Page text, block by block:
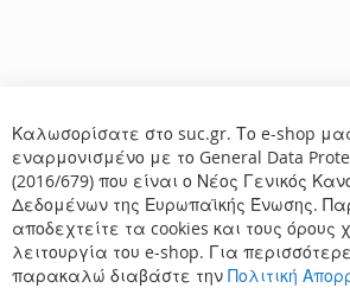
Καλωσορίσατε στο suc.gr. Το e-shop
εναρμονισμένο με το General Data
(2016/679) που είναι ο Νέος Γενικός
Δεδομένων της Ευρωπαϊκής Ένωσης.
αποδεχτείτε τα cookies και τους όρους
λειτουργία του e-shop. Για
παρακαλώ διαβάστε την Πολιτική